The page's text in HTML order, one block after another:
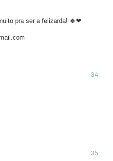
pra ser a felizarda! 🍀❤